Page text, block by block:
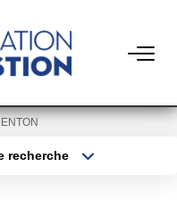
recherche